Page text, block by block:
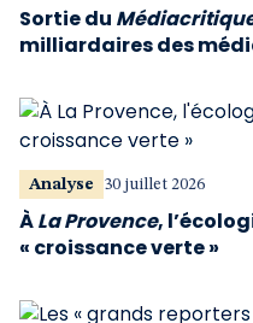
Sortie du
milliardaires des
Analyse 30 juillet 2026
ÀLa Provence,
« croissance verte »